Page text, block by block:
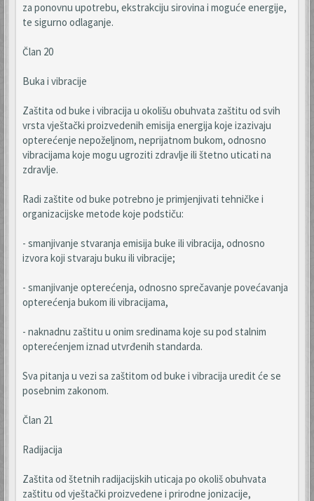
za ponovnu upotrebu, ekstrakciju sirovina i moguće energije,
te sigurno odlaganje.
Član 20
Buka i vibracije
Zaštita od buke i vibracija u okolišu obuhvata zaštitu od svih
vrsta vještački proizvedenih emisija energija koje izazivaju
opterećenje nepoželjnom, neprijatnom bukom, odnosno
vibracijama koje mogu ugroziti zdravlje ili štetno uticati na
zdravlje.
Radi zaštite od buke potrebno je primjenjivati tehničke i
organizacijske metode koje podstiču:
- smanjivanje stvaranja emisija buke ili vibracija, odnosno
izvora koji stvaraju buku ili vibracije;
- smanjivanje opterećenja, odnosno sprečavanje povećavanja
opterećenja bukom ili vibracijama,
- naknadnu zaštitu u onim sredinama koje su pod stalnim
opterećenjem iznad utvrđenih standarda.
Sva pitanja u vezi sa zaštitom od buke i vibracija uredit će se
posebnim zakonom.
Član 21
Radijacija
Zaštita od štetnih radijacijskih uticaja po okoliš obuhvata
zaštitu od vještački proizvedene i prirodne jonizacije,